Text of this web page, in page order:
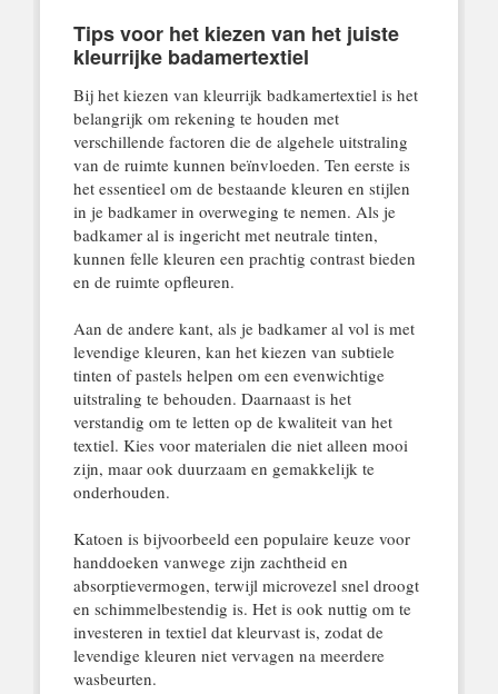
Tips voor het kiezen van het juiste
kleurrijke badamertextiel
Bij het kiezen van kleurrijk badkamertextiel is het
belangrijk om rekening te houden met
verschillende factoren die de algehele uitstraling
van de ruimte kunnen beïnvloeden. Ten eerste is
het essentieel om de bestaande kleuren en stijlen
in je badkamer in overweging te nemen. Als je
badkamer al is ingericht met neutrale tinten,
kunnen felle kleuren een prachtig contrast bieden
en de ruimte opfleuren.
Aan de andere kant, als je badkamer al vol is met
levendige kleuren, kan het kiezen van subtiele
tinten of pastels helpen om een evenwichtige
uitstraling te behouden. Daarnaast is het
verstandig om te letten op de kwaliteit van het
textiel. Kies voor materialen die niet alleen mooi
zijn, maar ook duurzaam en gemakkelijk te
onderhouden.
Katoen is bijvoorbeeld een populaire keuze voor
handdoeken vanwege zijn zachtheid en
absorptievermogen, terwijl microvezel snel droogt
en schimmelbestendig is. Het is ook nuttig om te
investeren in textiel dat kleurvast is, zodat de
levendige kleuren niet vervagen na meerdere
wasbeurten.